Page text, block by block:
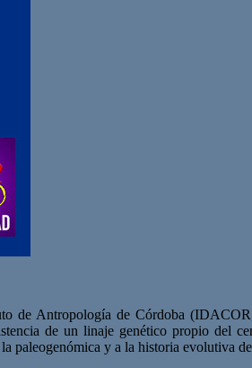
de Antropología de Córdoba
de un linaje genético propio del
paleogenómica y a la historia evolutiva